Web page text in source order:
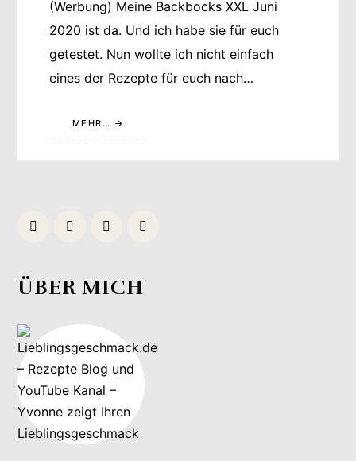
(Werbung) Meine Backbocks XXL Juni
2020 ist da. Und ich habe sie für euch
getestet. Nun wollte ich nicht einfach
eines der Rezepte für euch nach…
MEHR…
ÜBER MICH